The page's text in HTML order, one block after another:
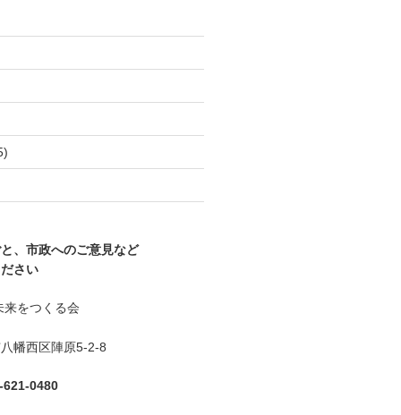
、市政へのご意見など
さい
をつくる会
幡西区陣原5-2-8
621-0480